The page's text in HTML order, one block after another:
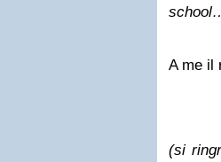
A me il
(si